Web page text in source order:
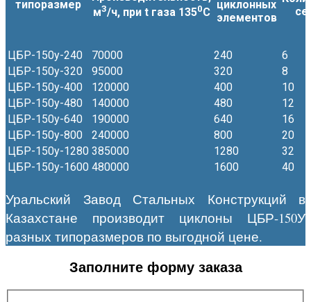
типоразмер
м3/ч, при t газа 1350С
циклонных
элементов
ЦБР-150у-240 70000 240
6
ЦБР-150у-320
95000 320
8
ЦБР-150у-400
120000 400
10
ЦБР-150у-480
140000 480
12
ЦБР-150у-640
190000 640
16
ЦБР-150у-800
240000 800
20
ЦБР-150у-1280 385000 1280
32
ЦБР-150у-1600 480000 1600 40
Уральский Завод Стальных Конструкций в
Казахстане производит циклоны ЦБР-150У
разных типоразмеров по выгодной цене.
Заполните форму заказа